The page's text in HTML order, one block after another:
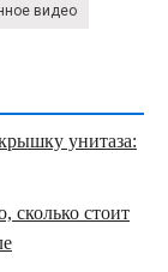
видео
унитаза:
сколько стоит